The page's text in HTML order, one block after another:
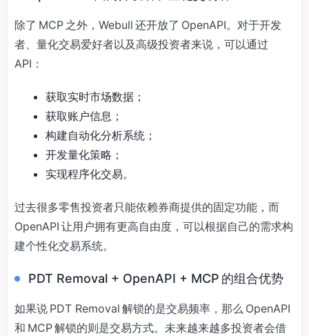
除了 MCP 之外，Webull 还开放了 OpenAPI。对于开发
者、量化交易爱好者以及高级投资者来说，可以通过
API：
获取实时市场数据；
获取账户信息；
构建自动化分析系统；
开发量化策略；
实现程序化交易。
过去很多零售投资者只能依赖券商提供的固定功能，而
OpenAPI 让用户拥有更高自由度，可以根据自己的需求构
建个性化交易系统。
PDT Removal + OpenAPI + MCP 的组合优势
如果说 PDT Removal 解锁的是交易频率，那么 OpenAPI
和 MCP 解锁的则是交易方式。未来越来越多投资者会借